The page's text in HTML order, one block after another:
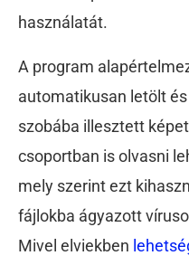
használatát.
A program
automatikusan letölt
szobába illesztett
csoportban is olvasni
mely szerint ezt
fájlokba ágyazott
Mivel elviekben